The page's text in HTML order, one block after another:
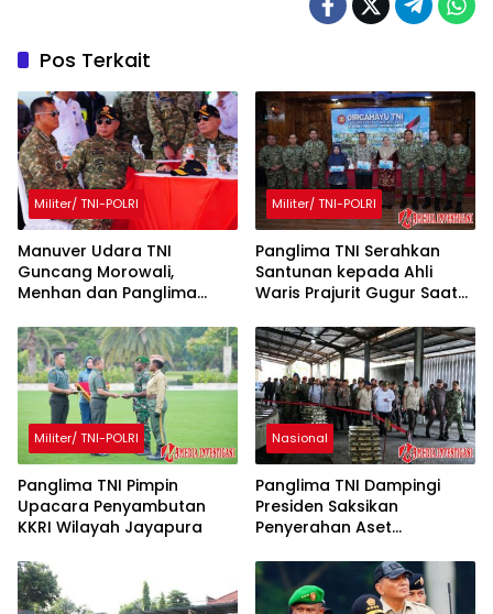
Pos Terkait
Militer/ TNI-POLRI
Manuver Udara TNI
Guncang Morowali,
Menhan dan Panglima
Militer/ TNI-POLRI
Panglima TNI Serahkan
Santunan kepada Ahli
Waris Prajurit Gugur Saat
Militer/ TNI-POLRI
Panglima TNI Pimpin
Upacara Penyambutan
KKRI Wilayah Jayapura
Nasional
Panglima TNI Dampingi
Presiden Saksikan
Penyerahan Aset